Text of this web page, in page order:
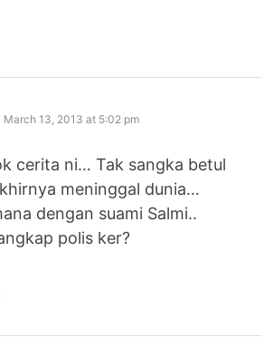
says:
March 13, 2013 at 5:02 pm
cerita ni… Tak sangka betul
meninggal dunia…
dengan suami Salmi..
polis ker?